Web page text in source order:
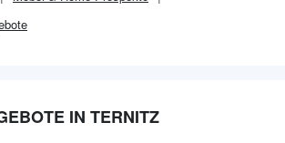
IN TERNITZ